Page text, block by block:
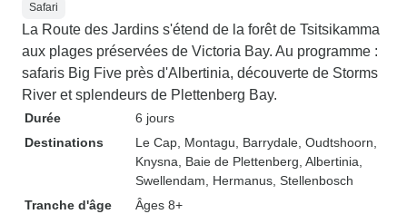
Safari
La Route des Jardins s'étend de la forêt de Tsitsikamma
aux plages préservées de Victoria Bay. Au programme :
safaris Big Five près d'Albertinia, découverte de Storms
River et splendeurs de Plettenberg Bay.
Durée
6 jours
Destinations
Le Cap , Montagu , Barrydale , Oudtshoorn
Knysna , Baie de Plettenberg , Albertinia
Swellendam , Hermanus , Stellenbosch
Tranche d'âge
Âges 8+